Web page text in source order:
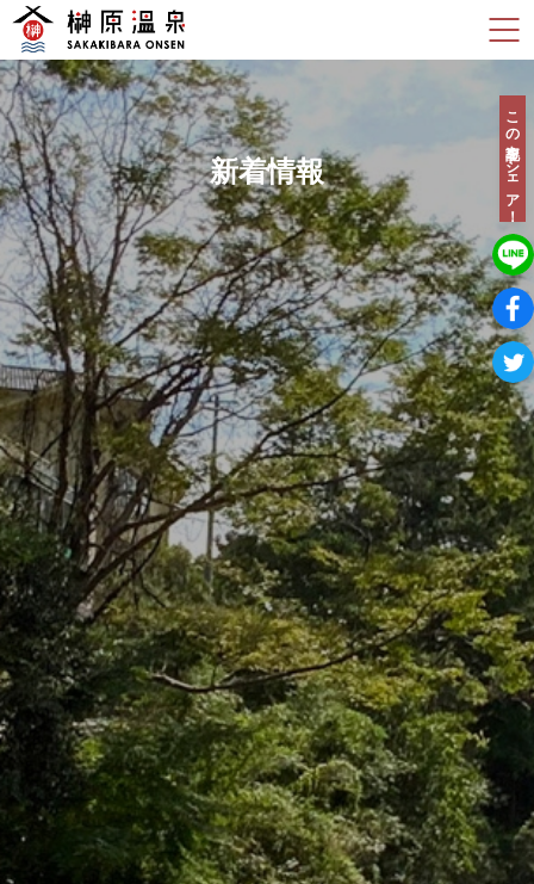
新着情報 この記事をシェア！